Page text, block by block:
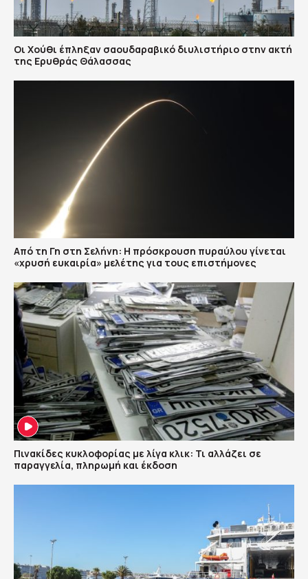
Οι Χούθι έπληξαν σαουδαραβικό διυλιστήριο στην ακτή
της Ερυθράς Θάλασσας
Από τη Γη στη Σελήνη: Η πρόσκρουση πυραύλου γίνεται
«χρυσή ευκαιρία» μελέτης για τους επιστήμονες
Πινακίδες κυκλοφορίας με λίγα κλικ: Τι αλλάζει σε
παραγγελία, πληρωμή και έκδοση